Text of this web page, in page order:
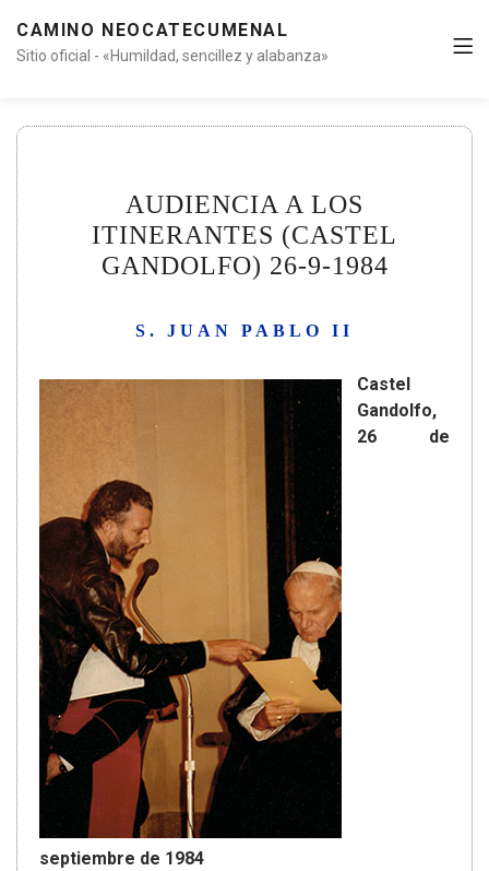
CAMINO NEOCATECUMENAL
Sitio oficial - «Humildad, sencillez y alabanza»
AUDIENCIA A LOS
ITINERANTES (CASTEL
GANDOLFO) 26-9-1984
S. JUAN PABLO II
Castel
Gandolfo,
26 de
septiembre de 1984